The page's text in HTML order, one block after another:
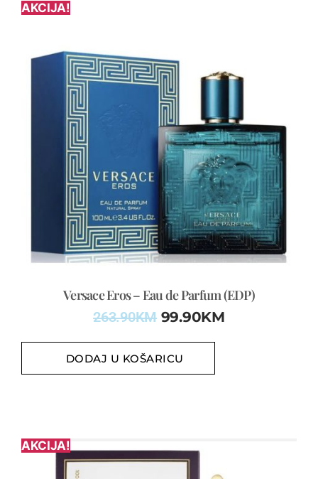
AKCIJA!
Versace Eros – Eau de Parfum (EDP)
263.90KM 99.90KM
DODAJ U KOŠARICU
AKCIJA!